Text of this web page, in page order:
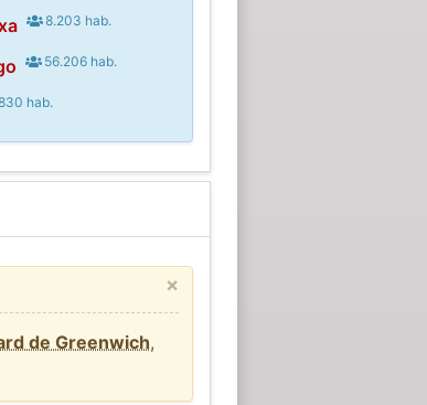
8.203 hab.
56.206 hab.
hab.
×
de Greenwich,